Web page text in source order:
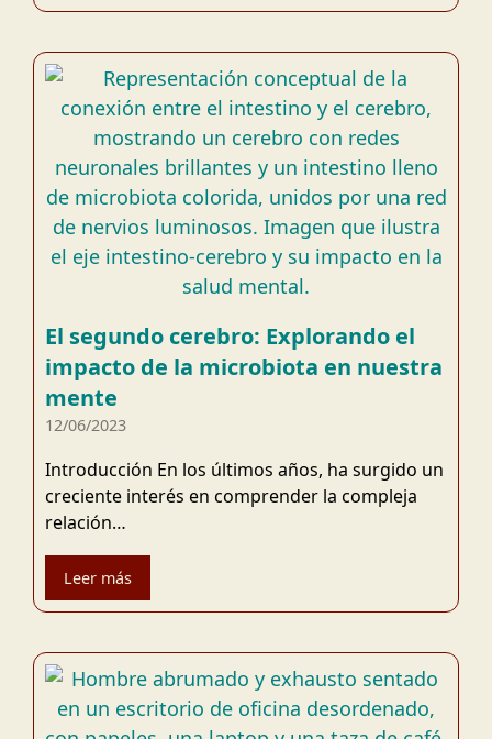
El segundo cerebro: Explorando el
impacto de la microbiota en nuestra
mente
12/06/2023
Introducción En los últimos años, ha surgido un
creciente interés en comprender la compleja
relación…
Leer más